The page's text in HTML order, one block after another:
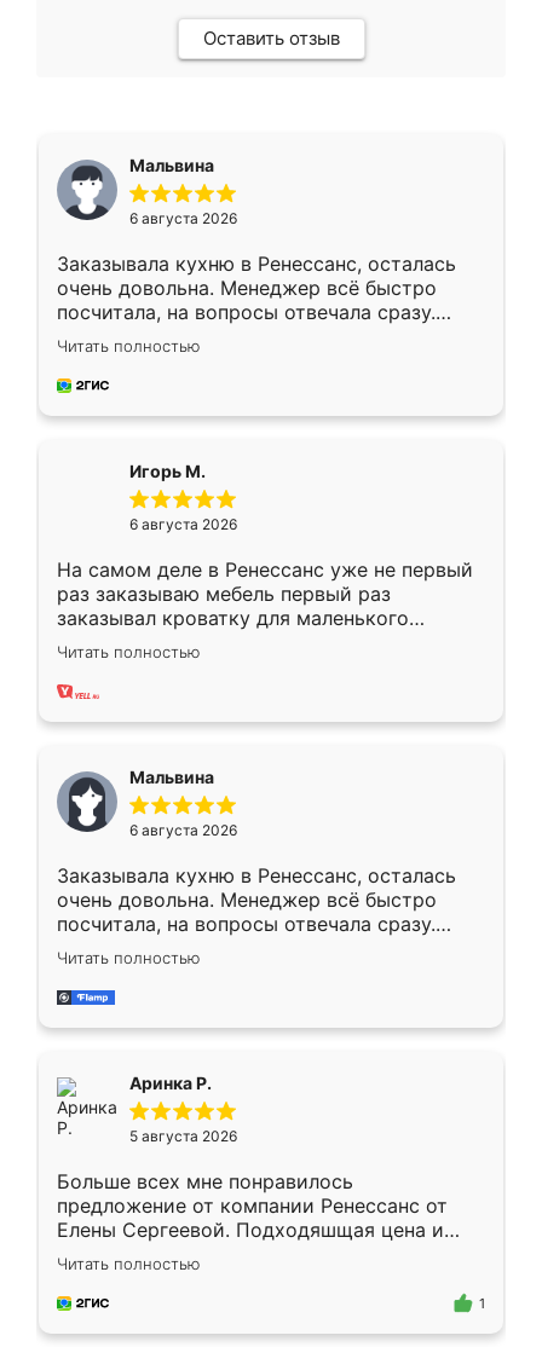
Оставить отзыв
Мальвина
6 августа 2026
Заказывала кухню в Ренессанс, осталась
очень довольна. Менеджер всё быстро
посчитала, на вопросы отвечала сразу.
Замерщик приехал в субботу, подошёл к
делу со всей ответственностью. Собрали
за день, ребята работали аккуратно, даже
Читать полностью
Игорь М.
6 августа 2026
На самом деле в Ренессанс уже не первый
раз заказываю мебель первый раз
заказывал кроватку для маленького
ребёнка при его рождении ,во второй раз
заказал шкаф-купе. По качеству очень
хорошее сборка достаточно быстрая,
меньше, здесь же он более разнообразный.
Мне нравится ,если что-то потребуется из
мебели буду заказывать только здесь.
Читать полностью
Мальвина
6 августа 2026
Заказывала кухню в Ренессанс, осталась
очень довольна. Менеджер всё быстро
посчитала, на вопросы отвечала сразу.
Замерщик приехал в субботу, подошёл к
делу со всей ответственностью. Собрали
за день, ребята работали аккуратно, даже
Читать полностью
Аринка Р.
5 августа 2026
Больше всех мне понравилось
предложение от компании Ренессанс от
Елены Сергеевой. Подходяшщая цена и
короткие сроки изготовления. Приехавший
для замера сотрудник Владислав
предложил по моему эскизу самый
Читать полностью
1